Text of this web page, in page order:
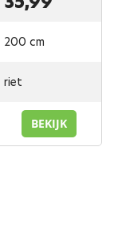
200 cm
riet
BEKIJK